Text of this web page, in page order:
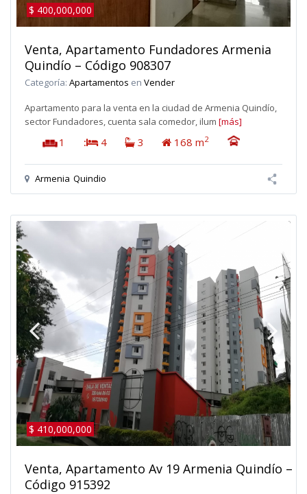
$ 400,000,000
Venta, Apartamento Fundadores Armenia
Quindío – Código 908307
Categoría: Apartamentos en Vender
Apartamento para la venta en la ciudad de Armenia Quindío,
sector Fundadores, cuenta sala comedor, ilum [más]
1 : 4 3 168 m2
Armenia Quindio
$ 410,000,000
Venta, Apartamento Av 19 Armenia Quindío –
Código 915392